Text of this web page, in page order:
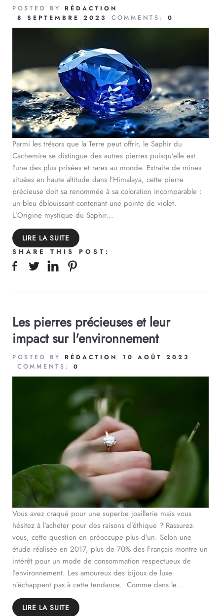
POSTED BY RÉDACTION
8 SEPTEMBRE 2023
COMMENTS: 0
Parmi les trésors que la Terre peut offrir, le Saphir du
Cachemire se distingue des autres pierres puisqu’elle est
l’une des plus prisées et rares au monde. Extraite de mines
situées en haute altitude dans l’Himalaya, cette pierre
précieuse doit sa renommée à sa coloration incomparable :
un bleu éblouissant contenant une pointe de violet.
L’Origine mystique du Saphir…
LIRE LA SUITE
SHARE THIS POST:
Les pierres précieuses et leur
impact sur l'environnement
POSTED BY RÉDACTION
10 AOÛT 2023
COMMENTS: 0
Vous avez craqué pour une superbe joaillerie mais vous
hésitez à l’acheter pour des raisons d’éthique ? Rassurez-
vous, cette question en préoccupe plus d’un. Selon une
étude réalisée en 2017, plus de 70% des Français montre un
intérêt pour un mode de consommation respectueux de
l’environnement. Les amoureux des bijoux de luxe
n’échappent pas à cette tendance. Comme dans le…
LIRE LA SUITE